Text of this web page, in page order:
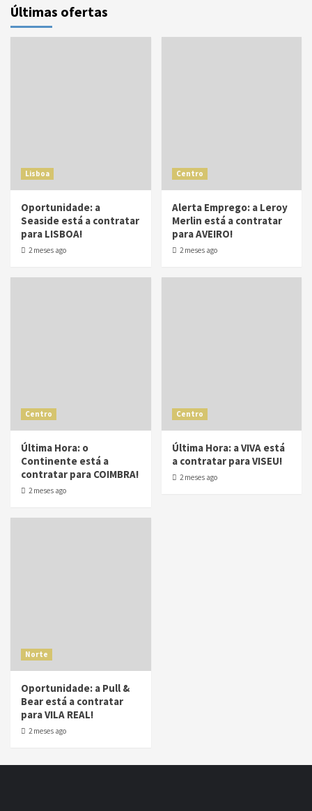
Últimas ofertas
Lisboa
Oportunidade: a
Seaside está a contratar
para LISBOA!
2 meses ago
Centro
Alerta Emprego: a Leroy
Merlin está a contratar
para AVEIRO!
2 meses ago
Centro
Última Hora: o
Continente está a
contratar para COIMBRA!
2 meses ago
Centro
Última Hora: a VIVA está
a contratar para VISEU!
2 meses ago
Norte
Oportunidade: a Pull &
Bear está a contratar
para VILA REAL!
2 meses ago